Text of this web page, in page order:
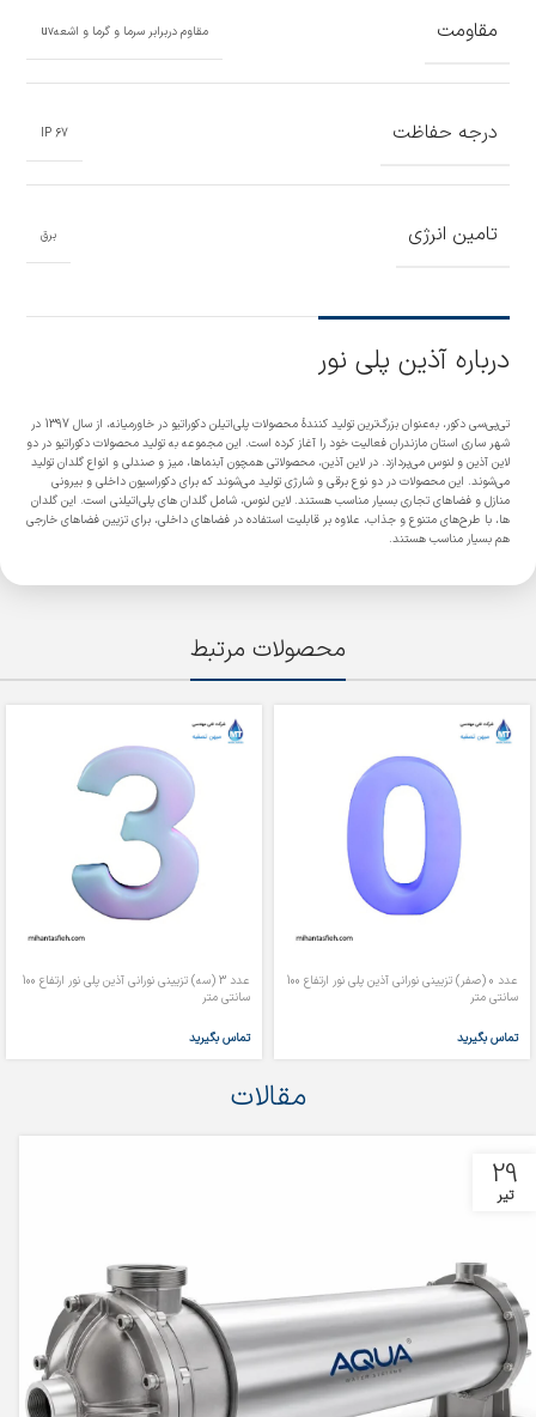
مقاومت مقاوم دربرابر سرما و گرما و اشعهuv
درجه حفاظت 67 IP
تامین انرژی برق
درباره آذین پلی نور
تی‌پی‌سی دکور، به‌عنوان بزرگ‌ترین تولید کنندۀ محصولات پلی‌اتیلن دکوراتیو در خاورمیانه، از سال 1397 در
شهر ساری استان مازندران فعالیت خود را آغاز کرده است. این مجموعه به تولید محصولات دکوراتیو در دو
لاین آذین و لنوس می‌پردازد. در لاین آذین، محصولاتی همچون آبنماها، میز و صندلی و انواع گلدان تولید
می‌شوند. این محصولات در دو نوع برقی و شارژی تولید می‌شوند که برای دکوراسیون داخلی و بیرونی
منازل و فضاهای تجاری بسیار مناسب هستند. لاین لنوس، شامل گلدان های پلی‌اتیلنی است. این گلدان
ها، با طرح‌های متنوع و جذاب، علاوه بر قابلیت استفاده در فضاهای داخلی، برای تزیین فضاهای خارجی
هم بسیار مناسب هستند.
محصولات مرتبط
عدد 0 (صفر) تزیینی نورانی آذین پلی نور ارتفاع 100
سانتی متر
تماس بگیرید
عدد 3 (سه) تزیینی نورانی آذین پلی نور ارتفاع 100
سانتی متر
تماس بگیرید
مقالات
29
تیر